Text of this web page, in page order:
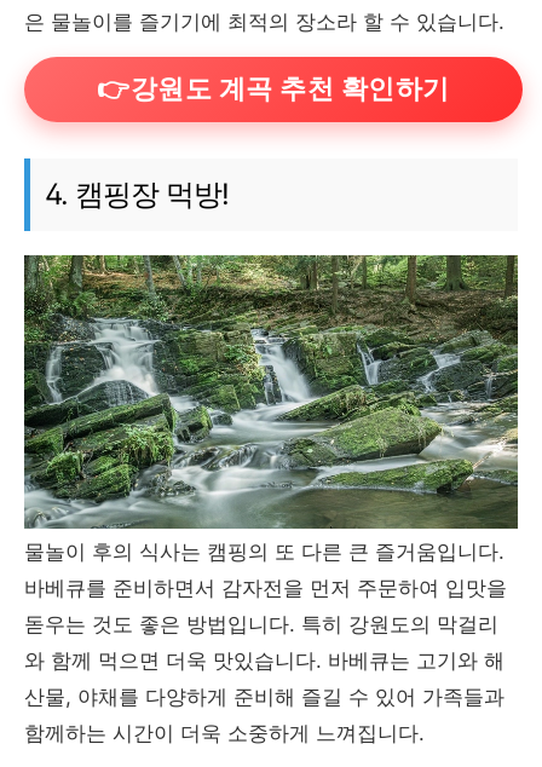
은 물놀이를 즐기기에 최적의 장소라 할 수 있습니다.
👉강원도 계곡 추천 확인하기
4. 캠핑장 먹방!
물놀이 후의 식사는 캠핑의 또 다른 큰 즐거움입니다.
바베큐를 준비하면서 감자전을 먼저 주문하여 입맛을
돋우는 것도 좋은 방법입니다. 특히 강원도의 막걸리
와 함께 먹으면 더욱 맛있습니다. 바베큐는 고기와 해
산물, 야채를 다양하게 준비해 즐길 수 있어 가족들과
함께하는 시간이 더욱 소중하게 느껴집니다.